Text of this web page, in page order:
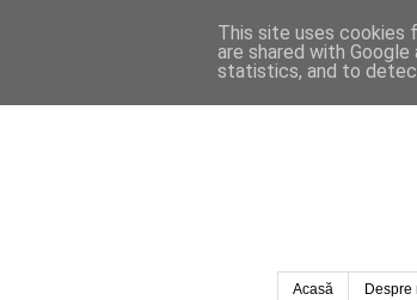
Acasă Despre
This site uses cookies
are shared with
statistics, and to